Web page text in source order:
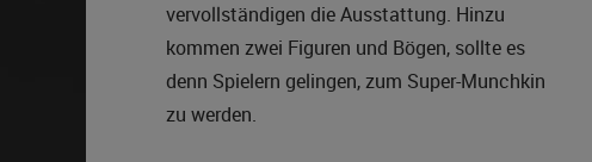
vervollständigen die Ausstattung. Hinzu
kommen zwei Figuren und Bögen, sollte es
denn Spielern gelingen, zum Super-Munchkin
zu werden.